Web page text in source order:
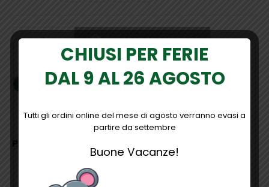
AGGIUNGI AL CARRELLO
CHIUSI PER FERIE
DAL 9 AL 26 AGOSTO
Tutti gli ordini online del mese di agosto verranno evasi a
partire da settembre
Buone Vacanze!